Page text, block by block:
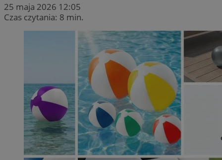
25 maja 2026 12:05
Czas czytania: 8 min.